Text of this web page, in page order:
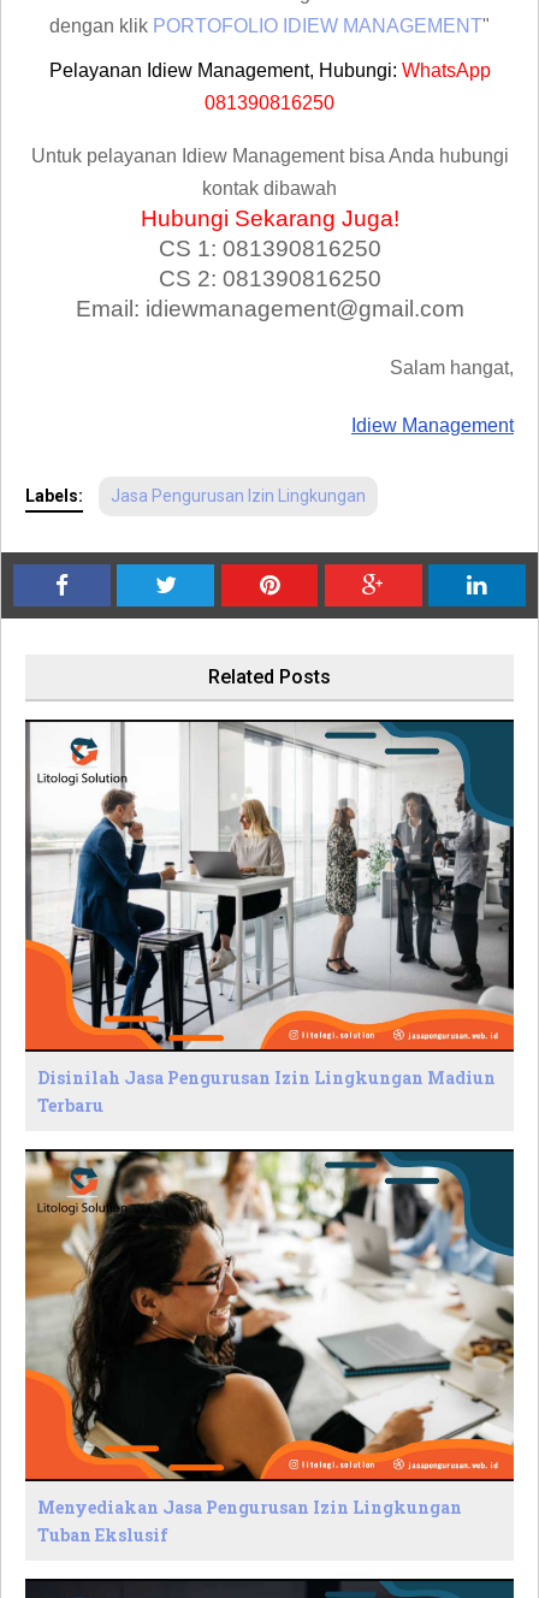
dengan klik PORTOFOLIO IDIEW MANAGEMENT"
Pelayanan Idiew Management, Hubungi: WhatsApp
081390816250
Untuk pelayanan Idiew Management bisa Anda hubungi
kontak dibawah
Hubungi Sekarang Juga!
CS 1: 081390816250
CS 2: 081390816250
Email: idiewmanagement@gmail.com
Salam hangat,
Idiew Management
Labels: Jasa Pengurusan Izin Lingkungan
Related Posts
Disinilah Jasa Pengurusan Izin Lingkungan Madiun
Terbaru
Menyediakan Jasa Pengurusan Izin Lingkungan
Tuban Ekslusif